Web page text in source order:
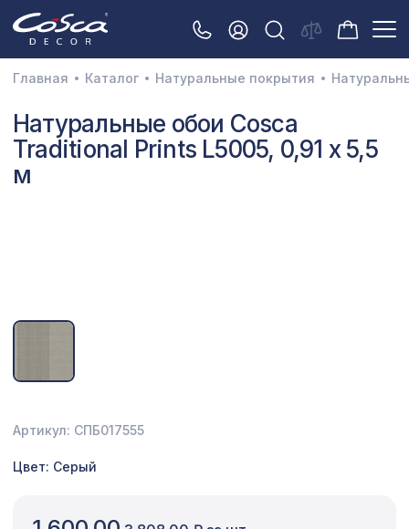
3D орнамент
Акустические панели
Декоративные балки и брус
Перфорированные панели
Сопутствующие товары
Цветной багет
Главная Каталог Натуральные покрытия
Натуральные обои Cosca
Traditional Prints L5005, 0,91 x 5,5
м
Артикул: СПБ017555
Цвет: Серый